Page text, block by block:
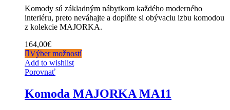
Komody sú základným nábytkom každého moderného
interiéru, preto neváhajte a doplňte si obývaciu izbu komodou
z kolekcie MAJORKA.
164,00€
Výber možností
Add to wishlist
Porovnať
Komoda MAJORKA MA11